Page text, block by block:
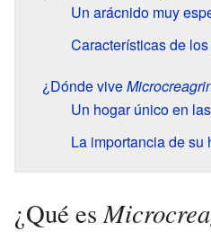
Un arácnido muy
Características de
¿Dónde vive
Un hogar único en
La importancia de su
¿Qué es